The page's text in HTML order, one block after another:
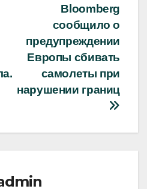
Bloomberg
сообщило о
предупреждении
Европы сбивать
самолеты при
нарушении границ